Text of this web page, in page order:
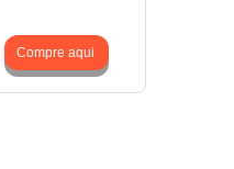
Compre aqui